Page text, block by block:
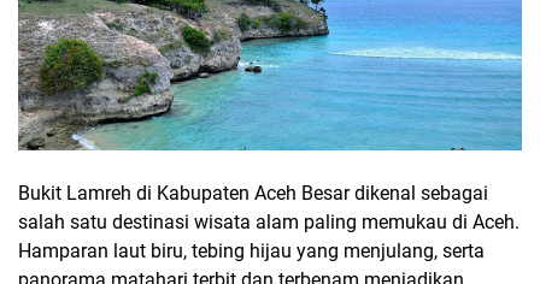
Bukit Lamreh di Kabupaten Aceh Besar dikenal sebagai
salah satu destinasi wisata alam paling memukau di Aceh.
Hamparan laut biru, tebing hijau yang menjulang, serta